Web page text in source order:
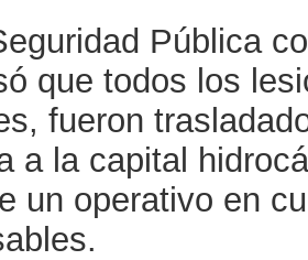
Pública
que todos los
fueron
a la capital
un operativo en